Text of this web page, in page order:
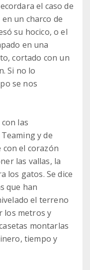
el caso de
un charco de
su hocico, o el
en una
cortado con un
Si no lo
se nos
las
y de
con el corazón
las vallas, la
los gatos. Se dice
que han
el terreno
los metros y
montarlas
tiempo y